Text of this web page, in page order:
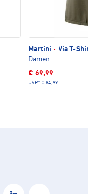
Martini · Via T-
Damen
€ 69,99
UVP* € 84,99